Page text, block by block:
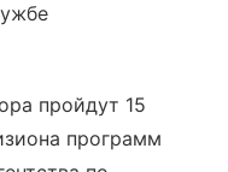
пройдут 15
программ